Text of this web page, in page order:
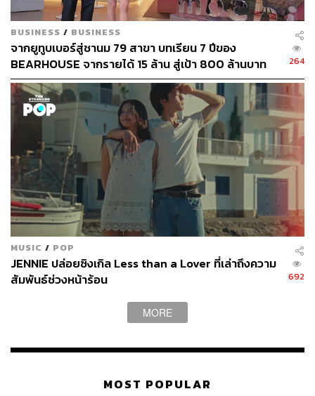
TAGS: Youtube YouTuber
รายได้โฆษณา
โฆษณาดิจิทัล
9.7K
ABOUT THE AUTHOR
Content Creator ประจำกองบรรณาธิการ
THE STANDARD WEALTH ผู้เสพติดโลก
เคลื่อนไหวให้เป็นเรื่องเข้าใจง่าย สนุก และได้
BUSINESS / BUSINESS
จากยูทูบเบอร์สู่ชานม 79 สาขา บทเรียน 7 ปีของ
BEARHOUSE จากรายได้ 15 ล้าน สู่เป้า 800 ล้านบาท
เมื่อชื่อเสียงช่วยได้แค่ครั้งแรก
264
MUSIC / POP
JENNIE ปล่อยซิงเกิล Less than a Lover ที่เล่าถึงความ
สัมพันธ์ช่วงหน้าร้อน
692
MORE
MOST POPULAR